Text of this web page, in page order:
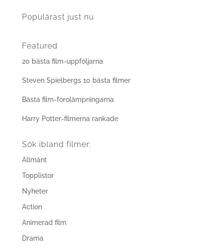
Populärast just nu
Featured
20 bästa film-uppföljarna
Steven Spielbergs 10 bästa filmer
Bästa film-förolämpningarna
Harry Potter-filmerna rankade
Sök ibland filmer:
Allmänt
Topplistor
Nyheter
Action
Animerad film
Drama